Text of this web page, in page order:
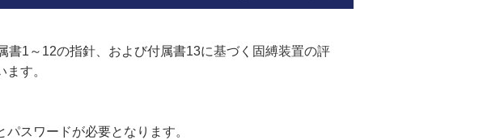
1～12の指針、および付属書13に基づく固縛装置の評
す。
スワードが必要となります。